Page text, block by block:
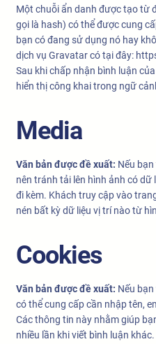
Một chuỗi ẩn danh được tạo từ
gọi là hash) có thể được cung
bạn có đang sử dụng nó hay
dịch vụ Gravatar có tại đây:
Sau khi chấp nhận bình luận
hiển thị công khai trong ngữ
Media
Văn bản được đề xuất: Nếu
nên tránh tải lên hình ảnh có dữ
đi kèm. Khách truy cập vào
nén bất kỳ dữ liệu vị trí nào từ
Cookies
Văn bản được đề xuất: Nếu
có thể cung cấp cần nhập tên,
Các thông tin này nhằm giúp
nhiều lần khi viết bình luận